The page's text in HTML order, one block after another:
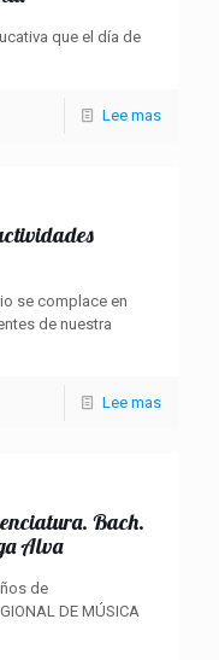
que el día de
Lee mas
se complace en
de nuestra
Lee mas
Bach.
Alva
de
DE MÚSICA